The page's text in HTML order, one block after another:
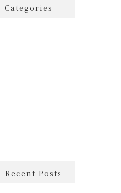
Categories
Recent Posts